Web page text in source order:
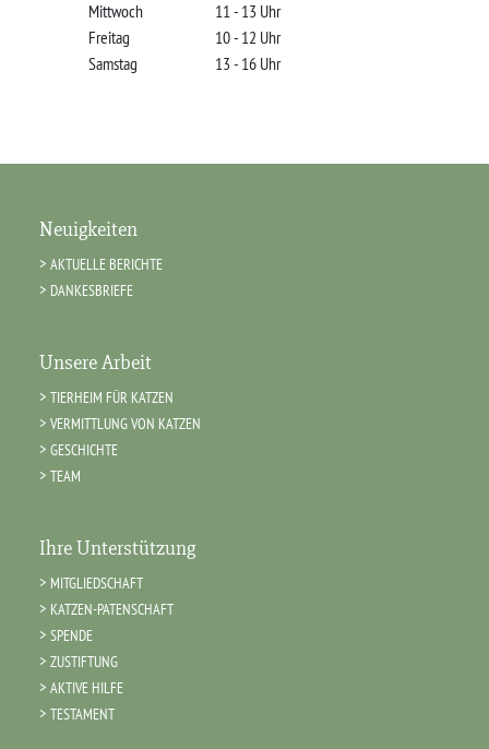
Mittwoch
11 - 13 Uhr
Freitag
10 - 12 Uhr
Samstag
13 - 16 Uhr
Neuigkeiten
AKTUELLE BERICHTE
DANKESBRIEFE
Unsere Arbeit
TIERHEIM FÜR KATZEN
VERMITTLUNG VON KATZEN
GESCHICHTE
TEAM
Ihre Unterstützung
MITGLIEDSCHAFT
KATZEN-PATENSCHAFT
SPENDE
ZUSTIFTUNG
AKTIVE HILFE
TESTAMENT